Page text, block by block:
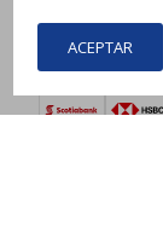
ACEPTAR